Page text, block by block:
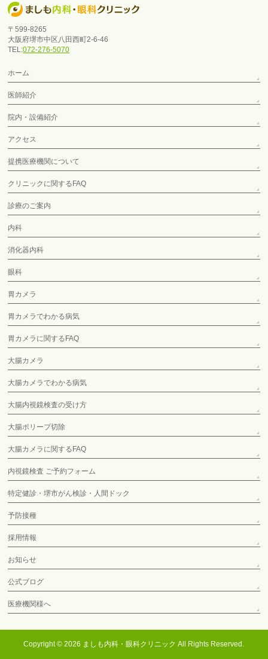
〒599-8265
大阪府堺市中区八田西町2-6-46
TEL:072-276-5070
ホーム
医師紹介
院内・設備紹介
アクセス
提携医療機関について
クリニックに関するFAQ
診療のご案内
内科
消化器内科
眼科
胃カメラ
胃カメラでわかる病気
胃カメラに関するFAQ
大腸カメラ
大腸カメラでわかる病気
大腸内視鏡検査の受け方
大腸ポリープ切除
大腸カメラに関するFAQ
内視鏡検査 ご予約フォーム
特定健診・堺市がん検診・人間ドック
予防接種
採用情報
お知らせ
公式ブログ
医療機関様へ
Copyright © 2026 ましも内科・眼科クリニック All Rights Reserved.